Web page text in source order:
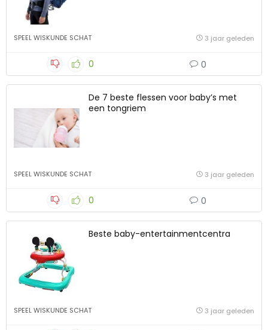
SPEEL WISKUNDE SCHAT 3 jaar geleden
0 0
De 7 beste flessen voor baby’s met
een tongriem
SPEEL WISKUNDE SCHAT 3 jaar geleden
0 0
Beste baby-entertainmentcentra
SPEEL WISKUNDE SCHAT 3 jaar geleden